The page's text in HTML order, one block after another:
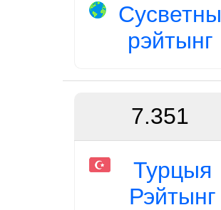
Сусветны
рэйтынг
7.351
Турцыя
Рэйтынг